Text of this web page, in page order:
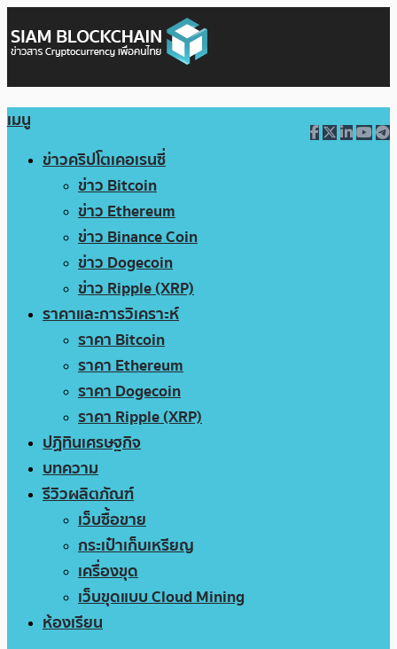
เมนู
ข่าวคริปโตเคอเรนซี่
ข่าว Bitcoin
ข่าว Ethereum
ข่าว Binance Coin
ข่าว Dogecoin
ข่าว Ripple (XRP)
ราคาและการวิเคราะห์
ราคา Bitcoin
ราคา Ethereum
ราคา Dogecoin
ราคา Ripple (XRP)
ปฏิทินเศรษฐกิจ
บทความ
รีวิวผลิตภัณฑ์
เว็บซื้อขาย
กระเป๋าเก็บเหรียญ
เครื่องขุด
เว็บขุดแบบ Cloud Mining
ห้องเรียน